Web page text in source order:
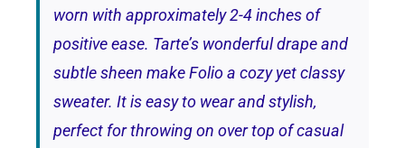
worn with approximately 2-4 inches of
positive ease. Tarte’s wonderful drape and
subtle sheen make Folio a cozy yet classy
sweater. It is easy to wear and stylish,
perfect for throwing on over top of casual